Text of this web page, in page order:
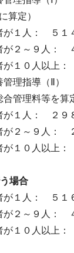
算定）
が１人： ５
が２～９人
が１０人以
管理指導（Ⅱ）
合管理料等を
が１人： ２
が２～９人
が１０人以
場合
が１人： ５
が２～９人
が１０人以